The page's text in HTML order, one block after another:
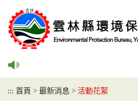
::: 首頁 > 最新消息 > 活動花絮